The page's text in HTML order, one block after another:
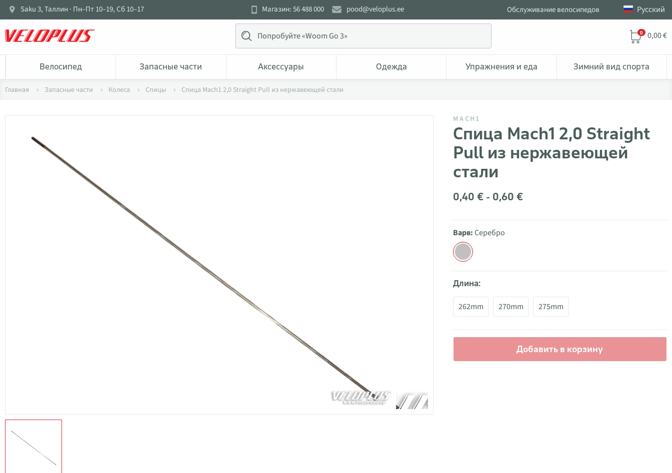
Saku 3, Таллин · Пн–Пт 10–19, Сб 10–17 Магазин: 56 488 000 pood@veloplus.ee Обслуживание велосипедов Pусский
0 0,00 €
Bелосипед Запасные части Аксессуары Одежда Упражнения и еда Зимний вид спорта
Главная Запасные части Колеса Спицы Спица Mach1 2,0 Straight Pull из нержавеющей стали
MACH1
Спица Mach1 2,0 Straight
Pull из нержавеющей
стали
0,40 € - 0,60 €
Варв:Серебро
Длина:
262mm 270mm 275mm
Добавить в корзину